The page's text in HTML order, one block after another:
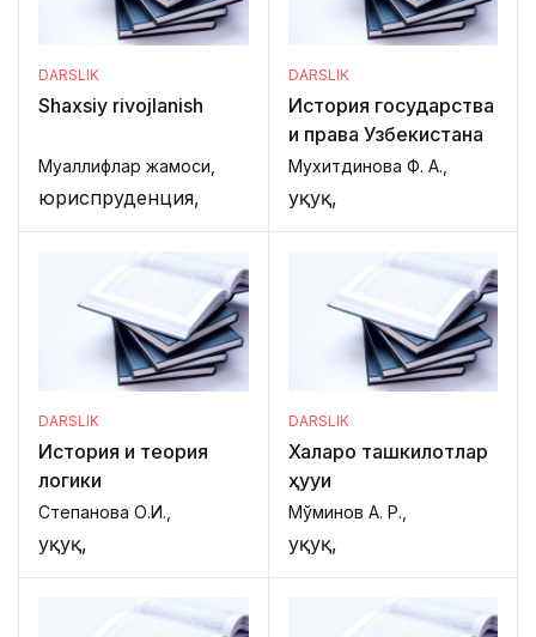
DARSLIK
Shaxsiy rivojlanish
Муаллифлар жамоси,
юриспруденция,
DARSLIK
История государства
и права Узбекистана
Мухитдинова Ф. А.,
Ҳуқуқ,
DARSLIK
История и теория
логики
Степанова О.И.,
Ҳуқуқ,
DARSLIK
Халқаро ташкилотлар
ҳуқуқи
Мўминов А. Р.,
Ҳуқуқ,